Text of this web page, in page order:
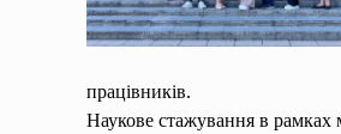
працівників.
Наукове стажування в